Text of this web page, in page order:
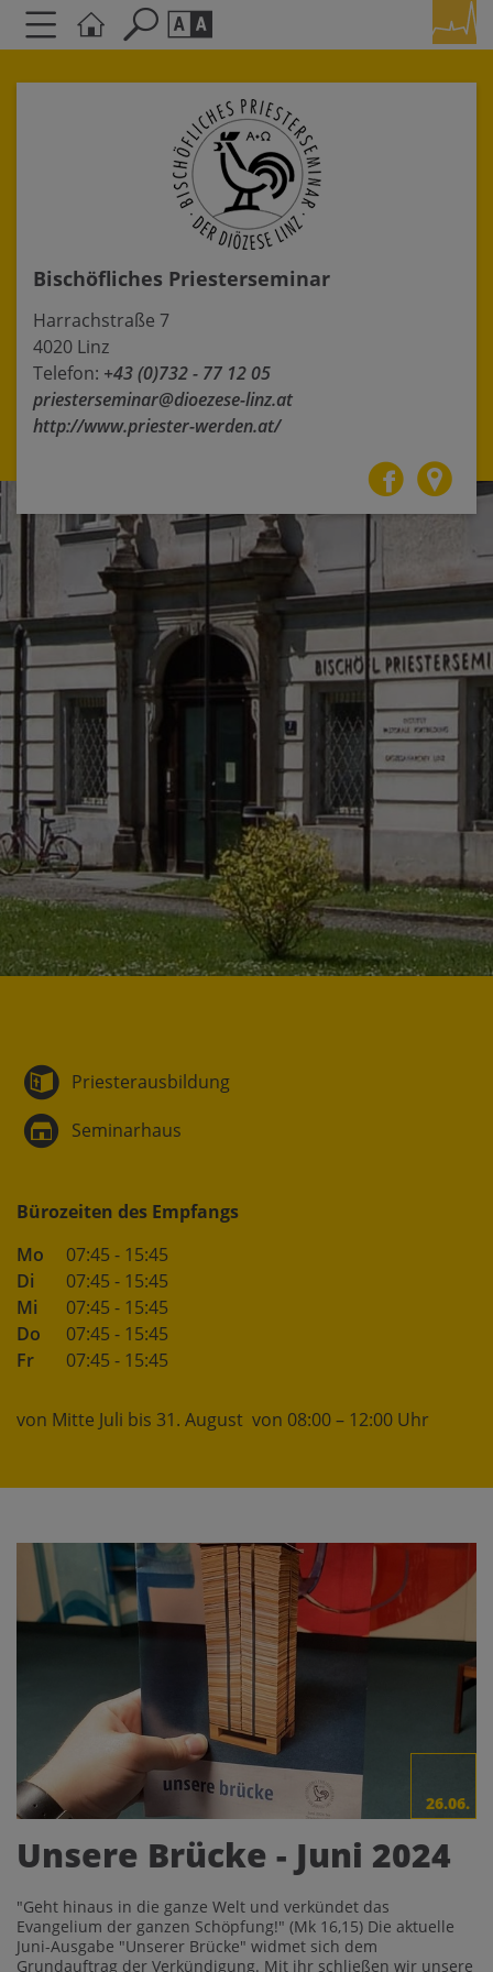
A
Kontrasteinstellungen
A A A A A
Bischöfliches Priesterseminar
Harrachstraße 7
4020 Linz
Telefon: +43 (0)732 - 77 12 05
priesterseminar@dioezese-linz.at
http://www.priester-werden.at/
Priesterausbildung
Seminarhaus
Bürozeiten des Empfangs
Mo
07:45 - 15:45
Di
07:45 - 15:45
Mi
07:45 - 15:45
Do
07:45 - 15:45
Fr
07:45 - 15:45
von Mitte Juli bis 31. August von 08:00 – 12:00 Uhr
26.06.
Unsere Brücke - Juni 2024
"Geht hinaus in die ganze Welt und verkündet das
Evangelium der ganzen Schöpfung!" (Mk 16,15) Die aktuelle
Juni-Ausgabe "Unserer Brücke" widmet sich dem
Grundauftrag der Verkündigung. Mit ihr schließen wir unsere